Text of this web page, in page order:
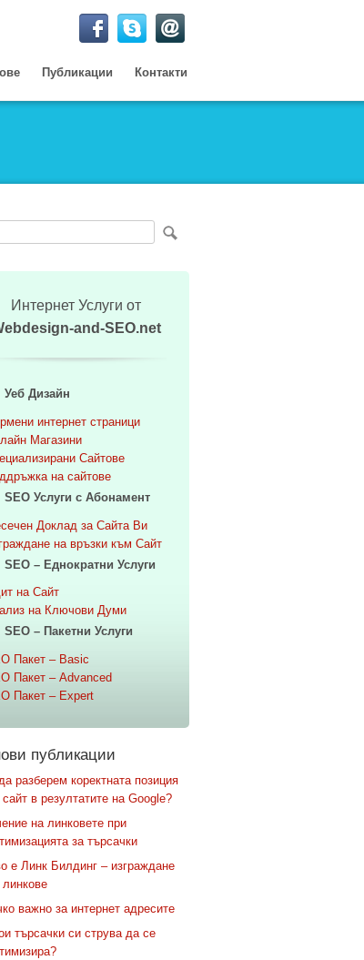
Публикации Контакти
Интернет Услуги от
and-SEO.net
Уеб Дизайн
интернет страници
Магазини
Сайтове
на сайтове
SEO Услуги с Абонамент
Доклад за Сайта Ви
на връзки към Сайт
SEO – Еднократни Услуги
на Сайт
на Ключови Думи
SEO – Пакетни Услуги
Пакет – Basic
Пакет – Advanced
Пакет – Expert
публикации
разберем коректната позиция
сайт в резултатите на Google?
на линковете при
за търсачки
е Линк Билдинг – изграждане
линкове
важно за интернет адресите
търсачки си струва да се